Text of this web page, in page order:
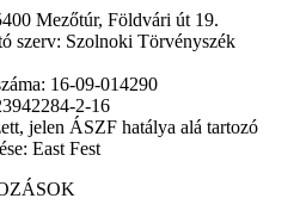
Mezőtúr, Földvári út 19.
szerv: Szolnoki Törvényszék
16-09-014290
2-16
jelen ÁSZF hatálya alá tartozó
East Fest